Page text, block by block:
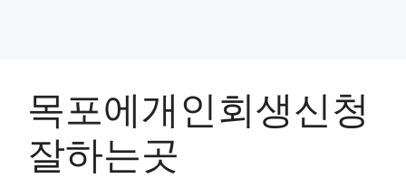
목포에개인회생신청
잘하는곳